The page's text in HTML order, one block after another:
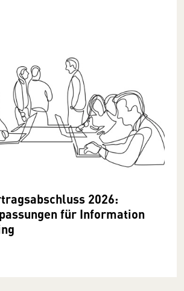
2026:
für Information